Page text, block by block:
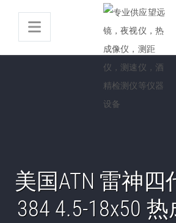
美国ATN 雷神四
384 4.5-18x50